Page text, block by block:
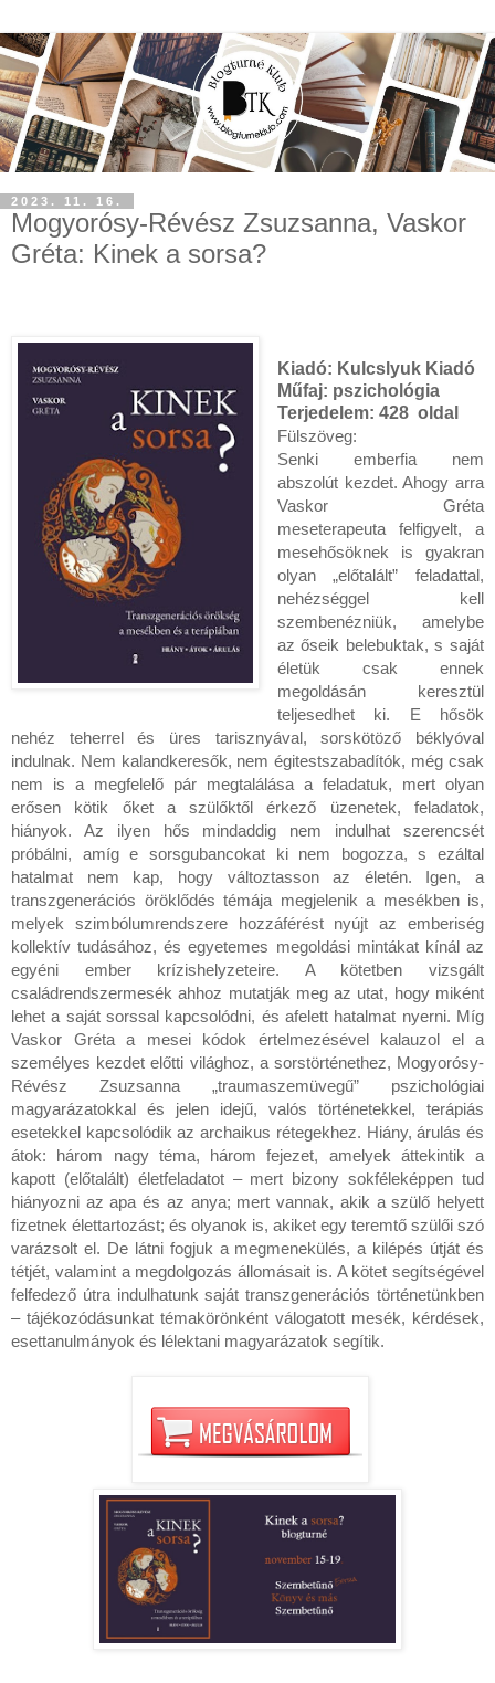
2023. 11. 16.
Mogyorósy-Révész Zsuzsanna, Vaskor
Gréta: Kinek a sorsa?
Kiadó: Kulcslyuk Kiadó
Műfaj: pszichológia
Terjedelem: 428 oldal
Fülszöveg:
Senki emberfia nem
abszolút kezdet. Ahogy arra
Vaskor Gréta
meseterapeuta felfigyelt, a
mesehősöknek is gyakran
olyan „előtalált” feladattal,
nehézséggel kell
szembenézniük, amelybe
az őseik belebuktak, s saját
életük csak ennek
megoldásán keresztül
teljesedhet ki. E hősök
nehéz teherrel és üres tarisznyával, sorskötöző béklyóval
indulnak. Nem kalandkeresők, nem égitestszabadítók, még csak
nem is a megfelelő pár megtalálása a feladatuk, mert olyan
erősen kötik őket a szülőktől érkező üzenetek, feladatok,
hiányok. Az ilyen hős mindaddig nem indulhat szerencsét
próbálni, amíg e sorsgubancokat ki nem bogozza, s ezáltal
hatalmat nem kap, hogy változtasson az életén. Igen, a
transzgenerációs öröklődés témája megjelenik a mesékben is,
melyek szimbólumrendszere hozzáférést nyújt az emberiség
kollektív tudásához, és egyetemes megoldási mintákat kínál az
egyéni ember krízishelyzeteire. A kötetben vizsgált
családrendszermesék ahhoz mutatják meg az utat, hogy miként
lehet a saját sorssal kapcsolódni, és afelett hatalmat nyerni. Míg
Vaskor Gréta a mesei kódok értelmezésével kalauzol el a
személyes kezdet előtti világhoz, a sorstörténethez, Mogyorósy-
Révész Zsuzsanna „traumaszemüvegű” pszichológiai
magyarázatokkal és jelen idejű, valós történetekkel, terápiás
esetekkel kapcsolódik az archaikus rétegekhez. Hiány, árulás és
átok: három nagy téma, három fejezet, amelyek áttekintik a
kapott (előtalált) életfeladatot – mert bizony sokféleképpen tud
hiányozni az apa és az anya; mert vannak, akik a szülő helyett
fizetnek élettartozást; és olyanok is, akiket egy teremtő szülői szó
varázsolt el. De látni fogjuk a megmenekülés, a kilépés útját és
tétjét, valamint a megdolgozás állomásait is. A kötet segítségével
felfedező útra indulhatunk saját transzgenerációs történetünkben
– tájékozódásunkat témakörönként válogatott mesék, kérdések,
esettanulmányok és lélektani magyarázatok segítik.